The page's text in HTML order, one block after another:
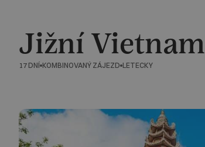
Jižní Vietnam
17 DNÍ KOMBINOVANÝ ZÁJEZD LETECKY